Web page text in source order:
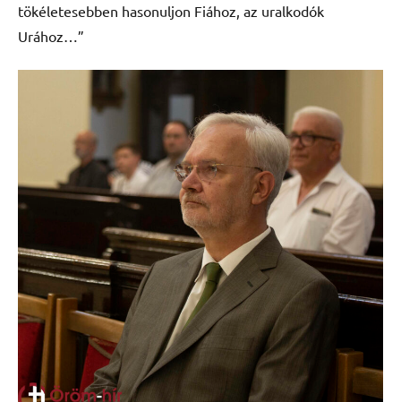
tökéletesebben hasonuljon Fiához, az uralkodók
Urához…”